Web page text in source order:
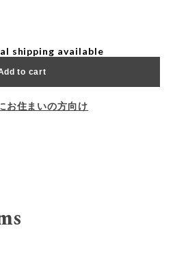
shipping available
to cart
お住まいの方向け